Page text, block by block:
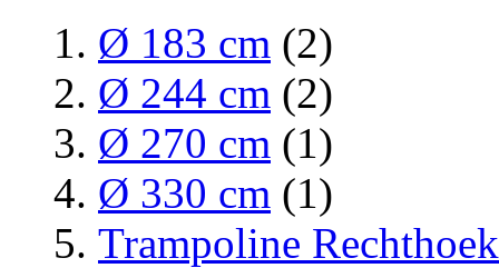
Ø 183 cm (2)
Ø 244 cm (2)
Ø 270 cm (1)
Ø 330 cm (1)
Trampoline Rechthoek